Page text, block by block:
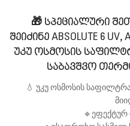
🎁 სპეციალური
შეიძინე ABSOLUTE 6 UV,
უკუ ოსმოსის
საბავშვო
💧 უკუ ოსმოსის
🔹